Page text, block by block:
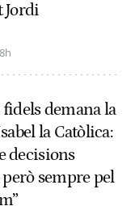
Jordi
demana la
la Catòlica:
decisions
sempre pel